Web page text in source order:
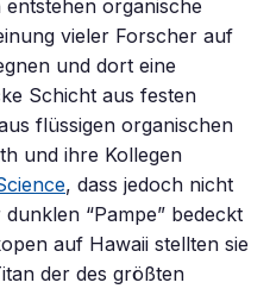
organische
vieler Forscher auf
und dort eine
Schicht aus festen
flüssigen organischen
und ihre Kollegen
, dass jedoch nicht
“Pampe” bedeckt
auf Hawaii stellten sie
der des größten